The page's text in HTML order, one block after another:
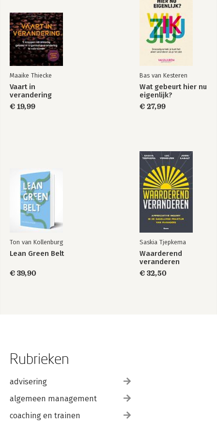
Cultuurdingetje hè
Doe anders even
anders
Bekijk alle boeken
Maaike Thiecke
Vaart in
verandering
€ 19,99
Bas van Kesteren
Wat gebeurt hier nu
eigenlijk?
€ 27,99
Ton van Kollenburg
Lean Green Belt
€ 39,90
Saskia Tjepkema
Waarderend
veranderen
€ 32,50
Rubrieken
advisering
algemeen management
coaching en trainen